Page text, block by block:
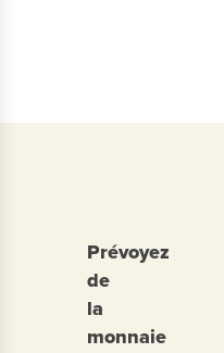
Prévoyez
de
la
monnaie